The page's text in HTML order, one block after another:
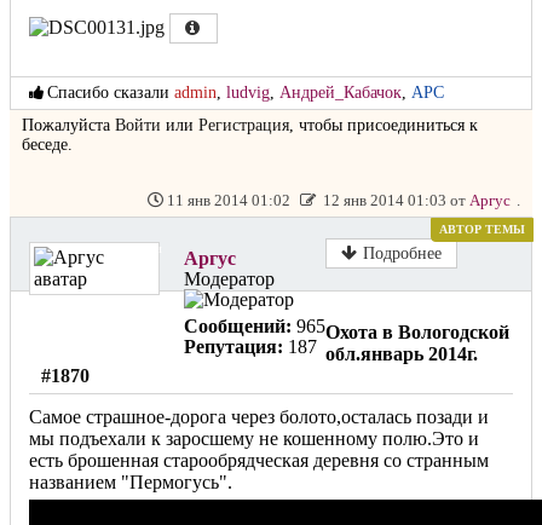
Спасибо сказали admin, ludvig, Андрей_Кабачок, APC
Пожалуйста Войти или Регистрация, чтобы присоединиться к
беседе.
11 янв 2014 01:02 12 янв 2014 01:03 от Аргус .
Не в сети
Аргус
Модератор
Сообщений: 965
Репутация: 187
Подробнее
АВТОР ТЕМЫ
Охота в Вологодской
обл.январь 2014г.
#1870
Самое страшное-дорога через болото,осталась позади и
мы подъехали к заросшему не кошенному полю.Это и
есть брошенная старообрядческая деревня со странным
названием "Пермогусь".